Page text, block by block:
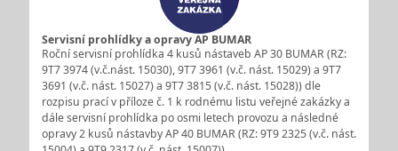
Servisní prohlídky a opravy AP BUMAR
Roční servisní prohlídka 4 kusů nástaveb AP 30 BUMAR (RZ:
9T7 3974 (v.č.nást. 15030), 9T7 3961 (v.č. nást. 15029) a 9T7
3691 (v.č. nást. 15027) a 9T7 3815 (v.č. nást. 15028)) dle
rozpisu prací v příloze č. 1 k rodnému listu veřejné zakázky a
dále servisní prohlídka po osmi letech provozu a následné
opravy 2 kusů nástavby AP 40 BUMAR (RZ: 9T9 2325 (v.č. nást.